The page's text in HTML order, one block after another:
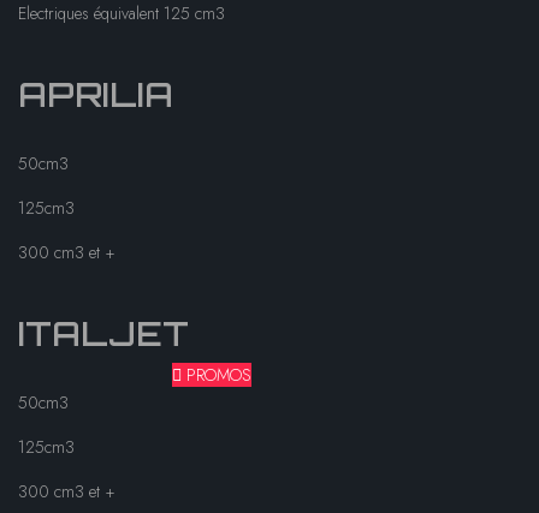
Electriques équivalent 125 cm3
APRILIA
50cm3
125cm3
300 cm3 et +
ITALJET
50cm3
125cm3
300 cm3 et +
PROMOS